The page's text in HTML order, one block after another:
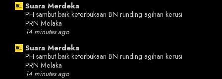
Suara Merdeka
PH sambut baik keterbukaan BN runding agihan kerusi
PRN Melaka
14 minutes ago
Suara Merdeka
PH sambut baik keterbukaan BN runding agihan kerusi
PRN Melaka
14 minutes ago